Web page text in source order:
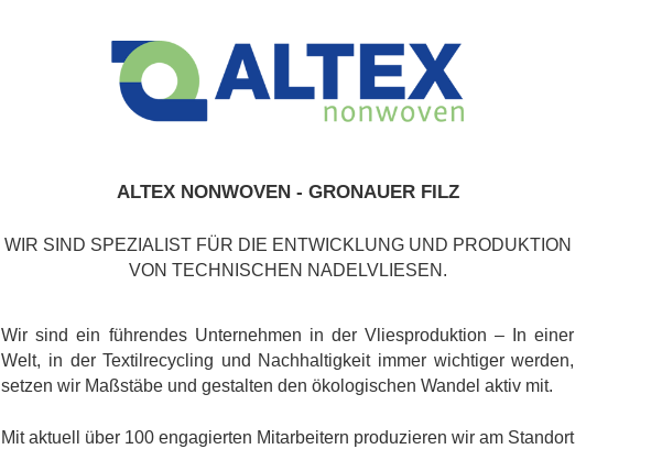
ALTEX NONWOVEN - GRONAUER FILZ
WIR SIND SPEZIALIST FÜR DIE ENTWICKLUNG UND PRODUKTION
VON TECHNISCHEN NADELVLIESEN.
Wir sind ein führendes Unternehmen in der Vliesproduktion – In einer
Welt, in der Textilrecycling und Nachhaltigkeit immer wichtiger werden,
setzen wir Maßstäbe und gestalten den ökologischen Wandel aktiv mit.
Mit aktuell über 100 engagierten Mitarbeitern produzieren wir am Standort